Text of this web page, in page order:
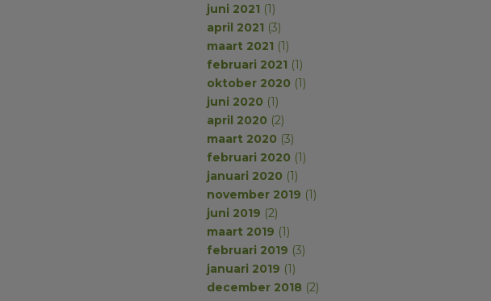
juni 2021 (1)
april 2021 (3)
maart 2021 (1)
februari 2021 (1)
oktober 2020 (1)
juni 2020 (1)
april 2020 (2)
maart 2020 (3)
februari 2020 (1)
januari 2020 (1)
november 2019 (1)
juni 2019 (2)
maart 2019 (1)
februari 2019 (3)
januari 2019 (1)
december 2018 (2)